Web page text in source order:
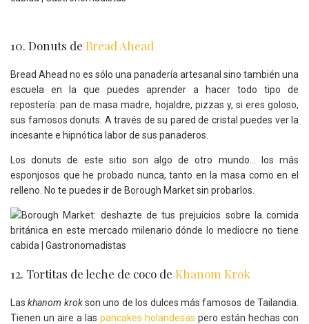
10. Donuts de Bread Ahead
Bread Ahead no es sólo una panadería artesanal sino también una
escuela en la que puedes aprender a hacer todo tipo de
repostería: pan de masa madre, hojaldre, pizzas y, si eres goloso,
sus famosos donuts. A través de su pared de cristal puedes ver la
incesante e hipnótica labor de sus panaderos.
Los donuts de este sitio son algo de otro mundo… los más
esponjosos que he probado nunca, tanto en la masa como en el
relleno. No te puedes ir de Borough Market sin probarlos.
12. Tortitas de leche de coco de Khanom Krok
Laskhanom krokson uno de los dulces más famosos de Tailandia.
Tienen un aire a las pancakes holandesas pero están hechas con